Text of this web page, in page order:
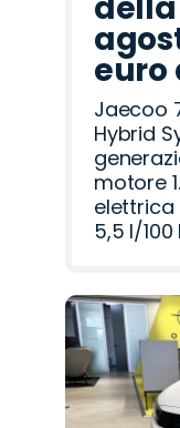
euro
Jaecoo
Hybrid
motore
elettrica
5,5 l/100